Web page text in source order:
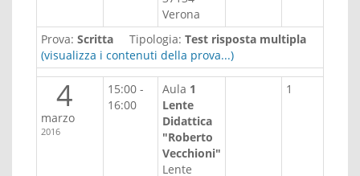
Verona
Prova: Scritta Tipologia: Test risposta multipla
(visualizza i contenuti della prova...)
4
marzo
2016
15:00 -
16:00
Aula 1
Lente
Didattica
"Roberto
Vecchioni"
Lente
1